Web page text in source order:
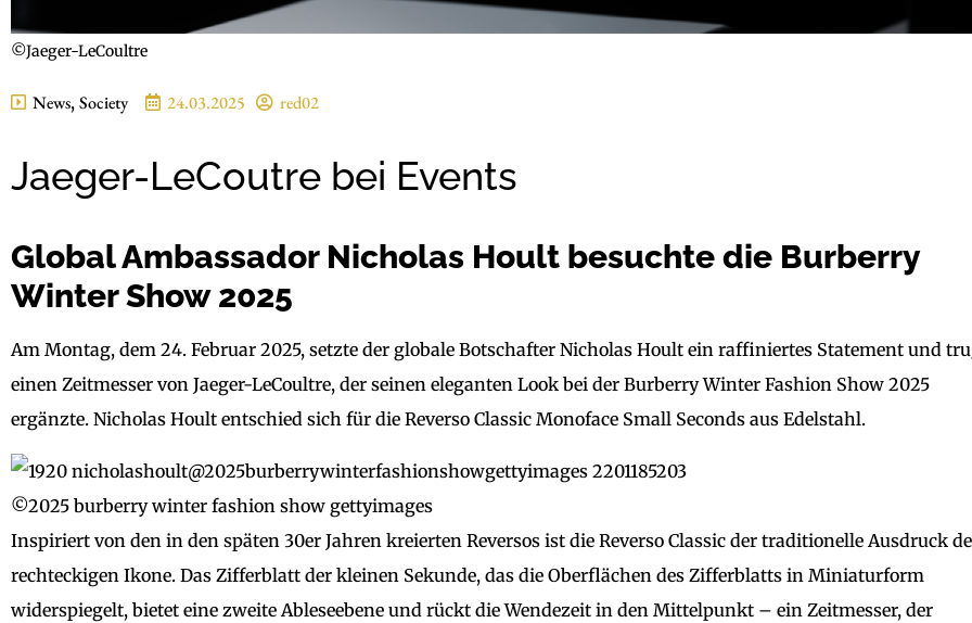
©Jaeger-LeCoultre
News, Society 24.03.2025 red02
Jaeger-LeCoutre bei Events
Global Ambassador Nicholas Hoult besuchte die Burberry
Winter Show 2025
Am Montag, dem 24. Februar 2025, setzte der globale Botschafter Nicholas Hoult ein raffiniertes Statement und
einen Zeitmesser von Jaeger-LeCoultre, der seinen eleganten Look bei der Burberry Winter Fashion Show 2025
ergänzte. Nicholas Hoult entschied sich für die Reverso Classic Monoface Small Seconds aus Edelstahl.
©2025 burberry winter fashion show gettyimages
Inspiriert von den in den späten 30er Jahren kreierten Reversos ist die Reverso Classic der traditionelle Ausdruck
rechteckigen Ikone. Das Zifferblatt der kleinen Sekunde, das die Oberflächen des Zifferblatts in Miniaturform
widerspiegelt, bietet eine zweite Ableseebene und rückt die Wendezeit in den Mittelpunkt – ein Zeitmesser, der